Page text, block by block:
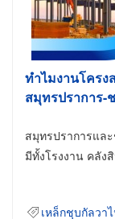
ทำไมงานโครง
สมุทรปราการ-
สมุทรปราการแล
มีทั้งโรงงาน คลั
เหล็กชุบกัลวา